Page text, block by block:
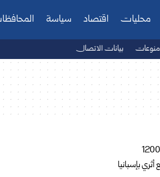
محليات اقتصاد سياسة
منوعات بيانات الاتصال